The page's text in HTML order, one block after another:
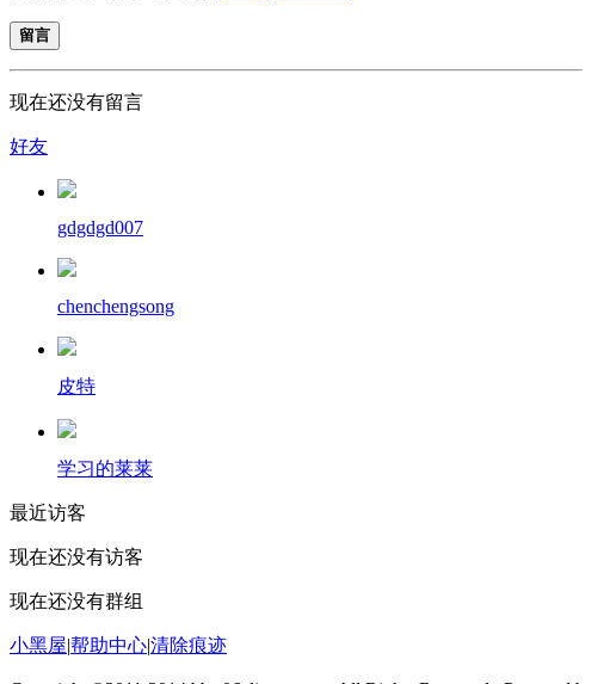
留言
现在还没有留言
好友
gdgdgd007
chenchengsong
皮特
学习的莱莱
最近访客
现在还没有访客
现在还没有群组
小黑屋|帮助中心|清除痕迹